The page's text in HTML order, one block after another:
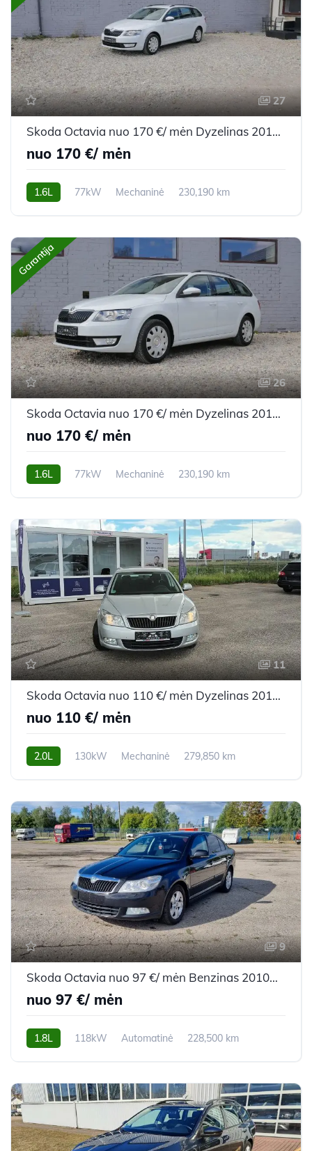
27
Skoda Octavia nuo 170 €/ mėn Dyzelinas 2014m. Universalas Mechaninė
nuo 170 €/ mėn
1.6L 77kW Mechaninė
230,190 km
Garantija
26
Skoda Octavia nuo 170 €/ mėn Dyzelinas 2015m. Universalas Mechaninė
nuo 170 €/ mėn
1.6L 77kW Mechaninė
230,190 km
11
Skoda Octavia nuo 110 €/ mėn Dyzelinas 2010m. Universalas Mechaninė
nuo 110 €/ mėn
2.0L 130kW Mechaninė
279,850 km
9
Skoda Octavia nuo 97 €/ mėn Benzinas 2010m. Hečbekas Automatinė
nuo 97 €/ mėn
1.8L 118kW Automatinė
228,500 km